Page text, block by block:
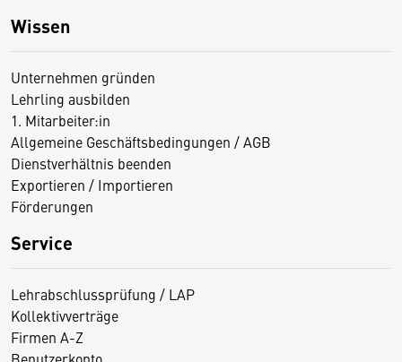
Wissen
Unternehmen gründen
Lehrling ausbilden
1. Mitarbeiter:in
Allgemeine Geschäftsbedingungen / AGB
Dienstverhältnis beenden
Exportieren / Importieren
Förderungen
Service
Lehrabschlussprüfung / LAP
Kollektivverträge
Firmen A-Z